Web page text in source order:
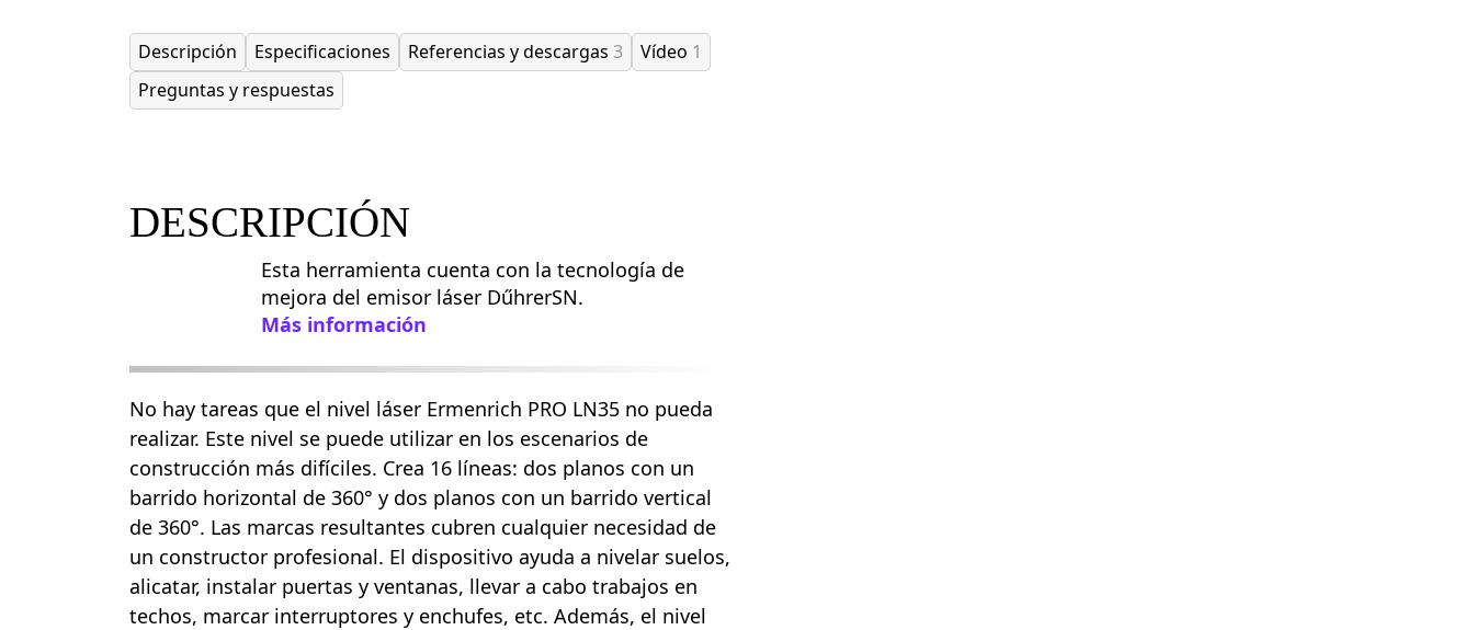
Descripción Especificaciones Referencias y descargas 3 Vídeo 1
Preguntas y respuestas
DESCRIPCIÓN
Esta herramienta cuenta con la tecnología de
mejora del emisor láser DűhrerSN.
Más información
No hay tareas que el nivel láser Ermenrich PRO LN35 no pueda
realizar. Este nivel se puede utilizar en los escenarios de
construcción más difíciles. Crea 16 líneas: dos planos con un
barrido horizontal de 360° y dos planos con un barrido vertical
de 360°. Las marcas resultantes cubren cualquier necesidad de
un constructor profesional. El dispositivo ayuda a nivelar suelos,
alicatar, instalar puertas y ventanas, llevar a cabo trabajos en
techos, marcar interruptores y enchufes, etc. Además, el nivel